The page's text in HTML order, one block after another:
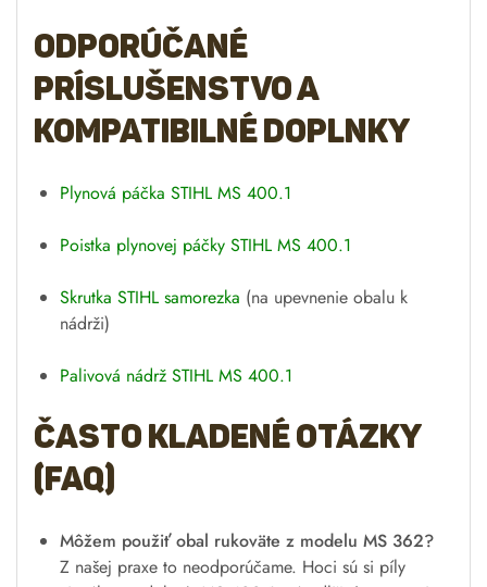
Odporúčané
príslušenstvo a
kompatibilné doplnky
Plynová páčka STIHL MS 400.1
Poistka plynovej páčky STIHL MS 400.1
Skrutka STIHL samorezka (na upevnenie obalu k
nádrži)
Palivová nádrž STIHL MS 400.1
Často kladené otázky
(FAQ)
Môžem použiť obal rukoväte z modelu MS 362?
Z našej praxe to neodporúčame. Hoci sú si píly